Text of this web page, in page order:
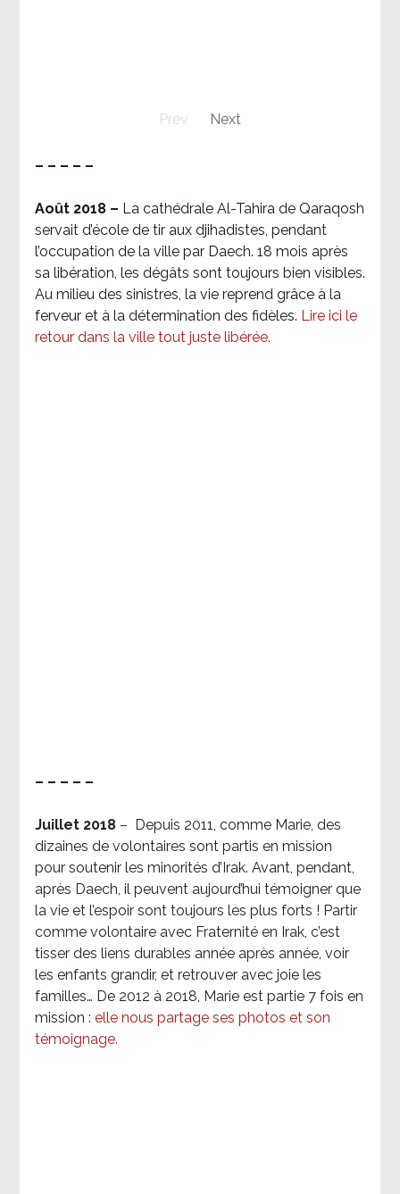
Prev Next
– – – – –
Août 2018 – La cathédrale Al-Tahira de Qaraqosh
servait d’école de tir aux djihadistes, pendant
l’occupation de la ville par Daech. 18 mois après
sa libération, les dégâts sont toujours bien visibles.
Au milieu des sinistres, la vie reprend grâce à la
ferveur et à la détermination des fidèles. Lire ici le
retour dans la ville tout juste libérée.
– – – – –
Juillet 2018 –
Depuis 2011, comme Marie, des
dizaines de volontaires sont partis en mission
pour soutenir les minorités d’Irak. Avant, pendant,
après Daech, il peuvent aujourd’hui témoigner que
la vie et l’espoir sont toujours les plus forts ! Partir
comme volontaire avec Fraternité en Irak, c’est
tisser des liens durables année après année, voir
les enfants grandir, et retrouver avec joie les
familles… De 2012 à 2018, Marie est partie 7 fois en
mission : elle nous partage ses photos et son
témoignage.